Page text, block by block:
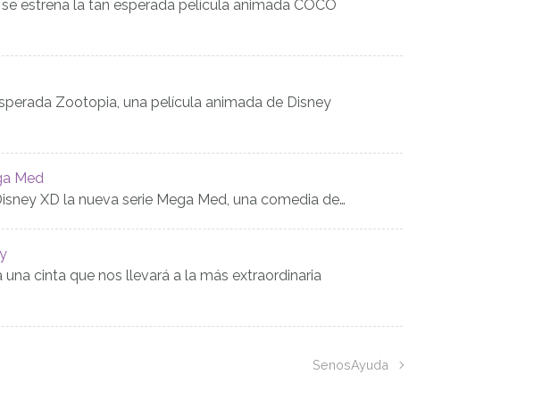
estrena la tan esperada película animada COCO
Zootopia, una película animada de Disney
Med
XD la nueva serie Mega Med, una comedia de…
una cinta que nos llevará a la más extraordinaria
SenosAyuda